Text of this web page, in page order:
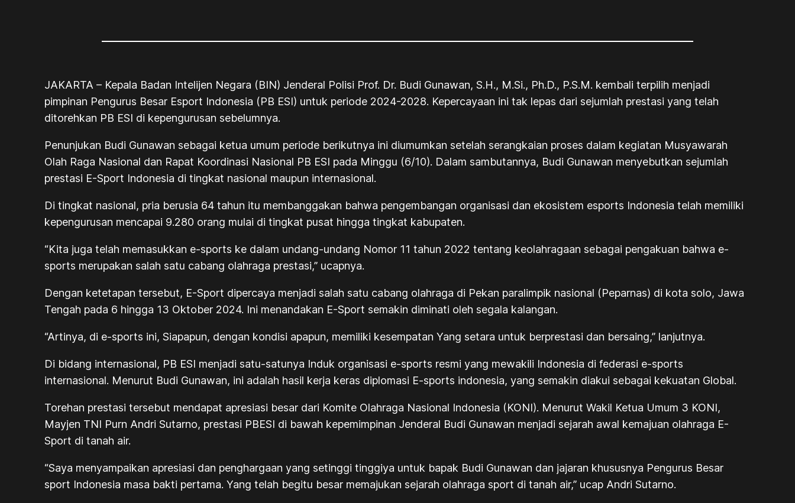
JAKARTA – Kepala Badan Intelijen Negara (BIN) Jenderal Polisi Prof. Dr. Budi Gunawan, S.H., M.Si., Ph.D., P.S.M. kembali terpilih menjadi
pimpinan Pengurus Besar Esport Indonesia (PB ESI) untuk periode 2024-2028. Kepercayaan ini tak lepas dari sejumlah prestasi yang telah
ditorehkan PB ESI di kepengurusan sebelumnya.
Penunjukan Budi Gunawan sebagai ketua umum periode berikutnya ini diumumkan setelah serangkaian proses dalam kegiatan Musyawarah
Olah Raga Nasional dan Rapat Koordinasi Nasional PB ESI pada Minggu (6/10). Dalam sambutannya, Budi Gunawan menyebutkan sejumlah
prestasi E-Sport Indonesia di tingkat nasional maupun internasional.
Di tingkat nasional, pria berusia 64 tahun itu membanggakan bahwa pengembangan organisasi dan ekosistem esports Indonesia telah memiliki
kepengurusan mencapai 9.280 orang mulai di tingkat pusat hingga tingkat kabupaten.
“Kita juga telah memasukkan e-sports ke dalam undang-undang Nomor 11 tahun 2022 tentang keolahragaan sebagai pengakuan bahwa e-
sports merupakan salah satu cabang olahraga prestasi,” ucapnya.
Dengan ketetapan tersebut, E-Sport dipercaya menjadi salah satu cabang olahraga di Pekan paralimpik nasional (Peparnas) di kota solo, Jawa
Tengah pada 6 hingga 13 Oktober 2024. Ini menandakan E-Sport semakin diminati oleh segala kalangan.
“Artinya, di e-sports ini, Siapapun, dengan kondisi apapun, memiliki kesempatan Yang setara untuk berprestasi dan bersaing,” lanjutnya.
Di bidang internasional, PB ESI menjadi satu-satunya Induk organisasi e-sports resmi yang mewakili Indonesia di federasi e-sports
internasional. Menurut Budi Gunawan, ini adalah hasil kerja keras diplomasi E-sports indonesia, yang semakin diakui sebagai kekuatan Global.
Torehan prestasi tersebut mendapat apresiasi besar dari Komite Olahraga Nasional Indonesia (KONI). Menurut Wakil Ketua Umum 3 KONI,
Mayjen TNI Purn Andri Sutarno, prestasi PBESI di bawah kepemimpinan Jenderal Budi Gunawan menjadi sejarah awal kemajuan olahraga E-
Sport di tanah air.
“Saya menyampaikan apresiasi dan penghargaan yang setinggi tinggiya untuk bapak Budi Gunawan dan jajaran khususnya Pengurus Besar
sport Indonesia masa bakti pertama. Yang telah begitu besar memajukan sejarah olahraga sport di tanah air,” ucap Andri Sutarno.